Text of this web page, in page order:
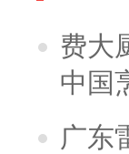
费大
中国
广东